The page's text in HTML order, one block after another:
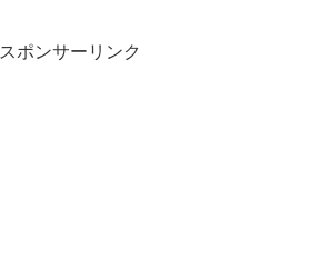
スポンサーリンク